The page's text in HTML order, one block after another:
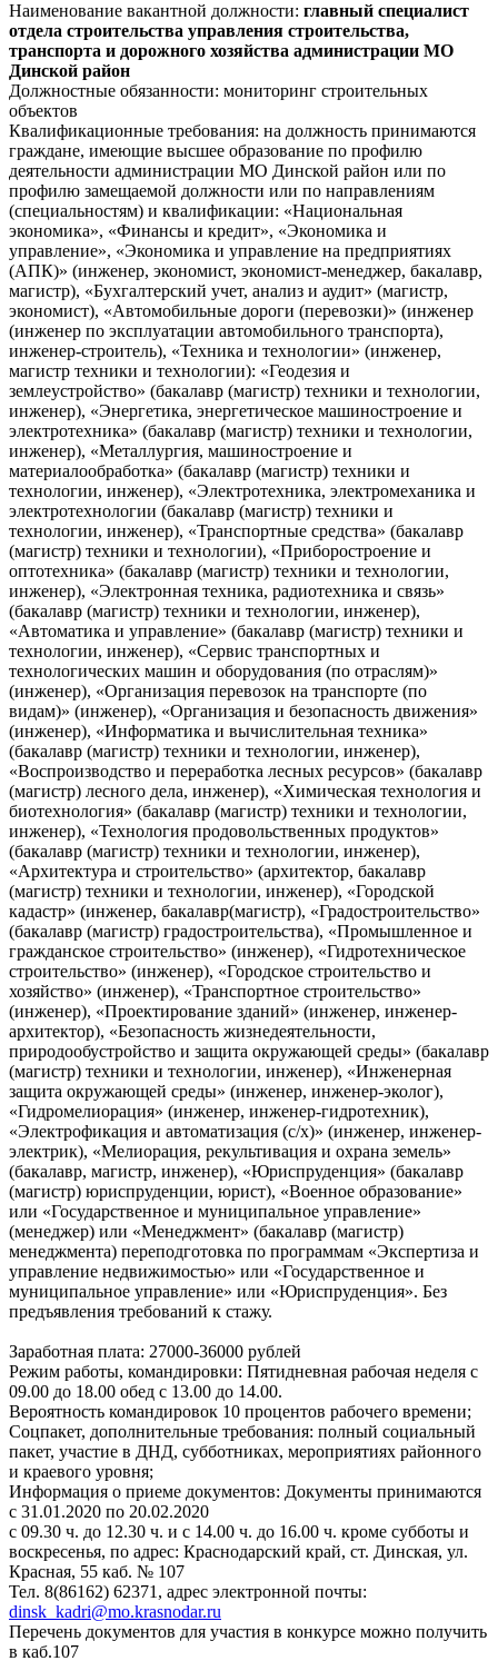
Наименование вакантной должности: главный специалист
отдела строительства управления строительства,
транспорта и дорожного хозяйства администрации МО
Динской район
Должностные обязанности: мониторинг строительных
объектов
Квалификационные требования: на должность принимаются
граждане, имеющие высшее образование по профилю
деятельности администрации МО Динской район или по
профилю замещаемой должности или по направлениям
(специальностям) и квалификации: «Национальная
экономика», «Финансы и кредит», «Экономика и
управление», «Экономика и управление на предприятиях
(АПК)» (инженер, экономист, экономист-менеджер, бакалавр,
магистр), «Бухгалтерский учет, анализ и аудит» (магистр,
экономист), «Автомобильные дороги (перевозки)» (инженер
(инженер по эксплуатации автомобильного транспорта),
инженер-строитель), «Техника и технологии» (инженер,
магистр техники и технологии): «Геодезия и
землеустройство» (бакалавр (магистр) техники и технологии,
инженер), «Энергетика, энергетическое машиностроение и
электротехника» (бакалавр (магистр) техники и технологии,
инженер), «Металлургия, машиностроение и
материалообработка» (бакалавр (магистр) техники и
технологии, инженер), «Электротехника, электромеханика и
электротехнологии (бакалавр (магистр) техники и
технологии, инженер), «Транспортные средства» (бакалавр
(магистр) техники и технологии), «Приборостроение и
оптотехника» (бакалавр (магистр) техники и технологии,
инженер), «Электронная техника, радиотехника и связь»
(бакалавр (магистр) техники и технологии, инженер),
«Автоматика и управление» (бакалавр (магистр) техники и
технологии, инженер), «Сервис транспортных и
технологических машин и оборудования (по отраслям)»
(инженер), «Организация перевозок на транспорте (по
видам)» (инженер), «Организация и безопасность движения»
(инженер), «Информатика и вычислительная техника»
(бакалавр (магистр) техники и технологии, инженер),
«Воспроизводство и переработка лесных ресурсов» (бакалавр
(магистр) лесного дела, инженер), «Химическая технология и
биотехнология» (бакалавр (магистр) техники и технологии,
инженер), «Технология продовольственных продуктов»
(бакалавр (магистр) техники и технологии, инженер),
«Архитектура и строительство» (архитектор, бакалавр
(магистр) техники и технологии, инженер), «Городской
кадастр» (инженер, бакалавр(магистр), «Градостроительство»
(бакалавр (магистр) градостроительства), «Промышленное и
гражданское строительство» (инженер), «Гидротехническое
строительство» (инженер), «Городское строительство и
хозяйство» (инженер), «Транспортное строительство»
(инженер), «Проектирование зданий» (инженер, инженер-
архитектор), «Безопасность жизнедеятельности,
природообустройство и защита окружающей среды» (бакалавр
(магистр) техники и технологии, инженер), «Инженерная
защита окружающей среды» (инженер, инженер-эколог),
«Гидромелиорация» (инженер, инженер-гидротехник),
«Электрофикация и автоматизация (с/х)» (инженер, инженер-
электрик), «Мелиорация, рекультивация и охрана земель»
(бакалавр, магистр, инженер), «Юриспруденция» (бакалавр
(магистр) юриспруденции, юрист), «Военное образование»
или «Государственное и муниципальное управление»
(менеджер) или «Менеджмент» (бакалавр (магистр)
менеджмента) переподготовка по программам «Экспертиза и
управление недвижимостью» или «Государственное и
муниципальное управление» или «Юриспруденция». Без
предъявления требований к стажу.
Заработная плата: 27000-36000 рублей
Режим работы, командировки: Пятидневная рабочая неделя с
09.00 до 18.00 обед с 13.00 до 14.00.
Вероятность командировок 10 процентов рабочего времени;
Соцпакет, дополнительные требования: полный социальный
пакет, участие в ДНД, субботниках, мероприятиях районного
и краевого уровня;
Информация о приеме документов: Документы принимаются
с 31.01.2020 по 20.02.2020
с 09.30 ч. до 12.30 ч. и с 14.00 ч. до 16.00 ч. кроме субботы и
воскресенья, по адрес: Краснодарский край, ст. Динская, ул.
Красная, 55 каб. № 107
Тел. 8(86162) 62371, адрес электронной почты:
dinsk_kadri@mo.krasnodar.ru
Перечень документов для участия в конкурсе можно получить
в каб.107